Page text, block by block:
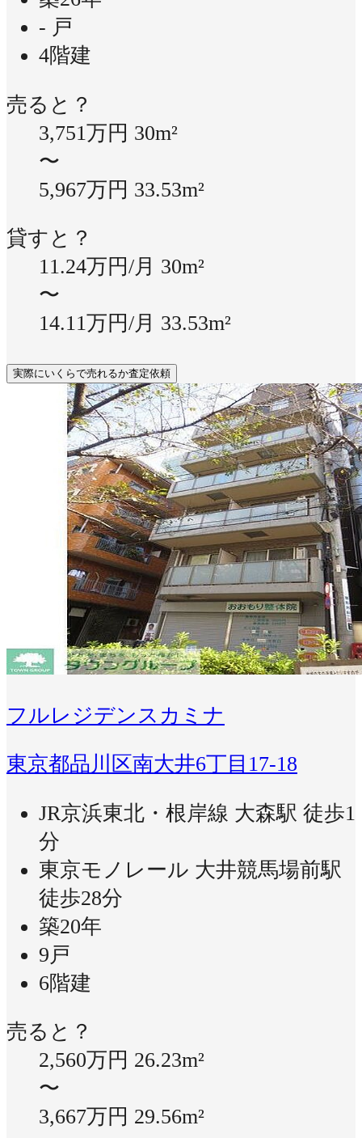
- 戸
4階建
売ると？
3,751万円 30m²
〜
5,967万円 33.53m²
貸すと？
11.24万円/月 30m²
〜
14.11万円/月 33.53m²
実際にいくらで売れるか査定依頼
フルレジデンスカミナ
東京都品川区南大井6丁目17-18
JR京浜東北・根岸線 大森駅 徒歩1
分
東京モノレール 大井競馬場前駅
徒歩28分
築20年
9戸
6階建
売ると？
2,560万円 26.23m²
〜
3,667万円 29.56m²